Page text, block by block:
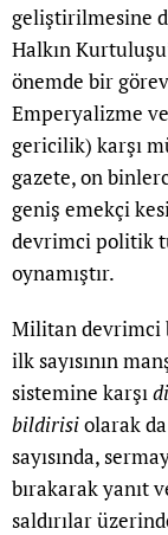
geliştirilmesine
Halkın
önemde bir
Emperyalizme
gericilik) karşı
gazete, on
geniş emekçi
devrimci politik
oynamıştır.
Militan devrimci
ilk sayısının
sistemine karşı
bildirisiolarak
sayısında,
bırakarak yanıt
saldırılar